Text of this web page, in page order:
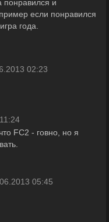
понравился и
если понравился
года.
02:23
FC2 - говно, но я
05:45